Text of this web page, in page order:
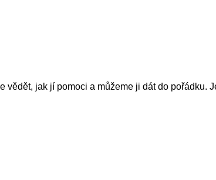
vědět, jak jí pomoci a můžeme ji dát do pořádku.